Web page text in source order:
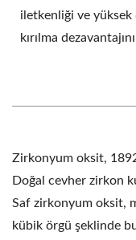
iletkenliği ve yüksek
kırılma
Zirkonyum oksit,
Doğal cevher zirkon
Saf zirkonyum oksit,
kübik örgü şeklinde